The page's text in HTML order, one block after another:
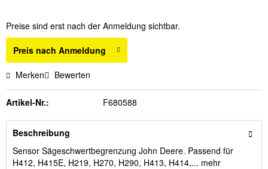
Preise sind erst nach der Anmeldung sichtbar.
Preis nach Anmeldung
Merken Bewerten
Artikel-Nr.: F680588
Beschreibung
Sensor Sägeschwertbegrenzung John Deere. Passend für
H412, H415E, H219, H270, H290, H413, H414,... mehr